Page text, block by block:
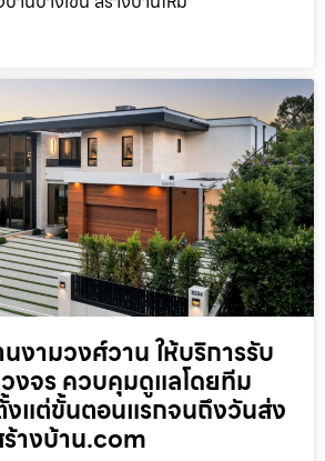
งามวงศ์วาน ให้บริการรับ
งจร ควบคุมดูแลโดยทีม
แต่ขั้นตอนแรกจนถึงวันส่ง
างบ้าน.com